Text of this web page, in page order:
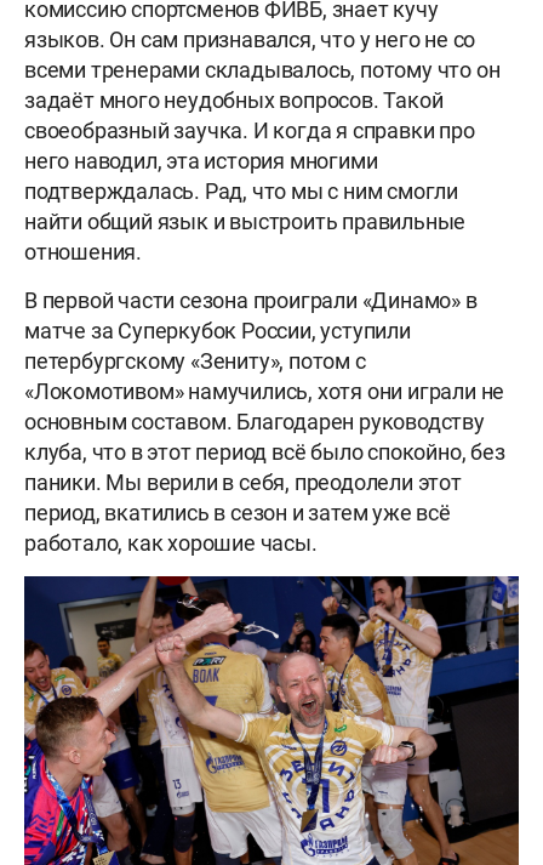
комиссию спортсменов ФИВБ, знает кучу
языков. Он сам признавался, что у него не со
всеми тренерами складывалось, потому что он
задаёт много неудобных вопросов. Такой
своеобразный заучка. И когда я справки про
него наводил, эта история многими
подтверждалась. Рад, что мы с ним смогли
найти общий язык и выстроить правильные
отношения.
В первой части сезона проиграли «Динамо» в
матче за Суперкубок России, уступили
петербургскому «Зениту», потом с
«Локомотивом» намучились, хотя они играли не
основным составом. Благодарен руководству
клуба, что в этот период всё было спокойно, без
паники. Мы верили в себя, преодолели этот
период, вкатились в сезон и затем уже всё
работало, как хорошие часы.